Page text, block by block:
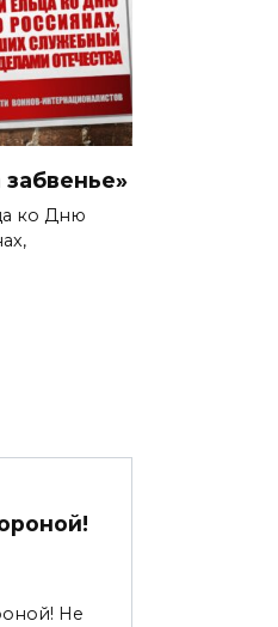
забвенье»
ко Дню
Не